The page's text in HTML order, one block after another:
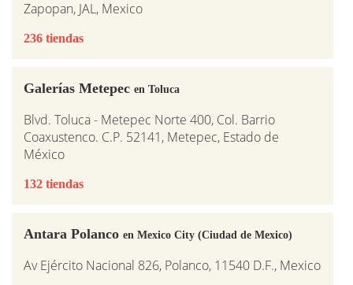
Zapopan, JAL, Mexico
236 tiendas
Galerías Metepec en Toluca
Blvd. Toluca - Metepec Norte 400, Col. Barrio
Coaxustenco. C.P. 52141, Metepec, Estado de
México
132 tiendas
Antara Polanco en Mexico City (Ciudad de Mexico)
Av Ejército Nacional 826, Polanco, 11540 D.F., Mexico